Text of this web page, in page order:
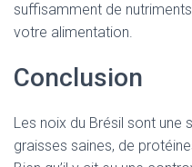
suffisamment de
votre alimentation.
Conclusion
Les noix du Brésil sont une
graisses saines, de